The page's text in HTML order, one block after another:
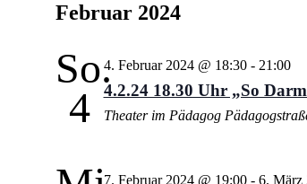
Februar 2024
So.
4
4. Februar 2024 @ 18:30- 21:00
4.2.24 18.30 Uhr „So
Theater im Pädagog
7. Februar 2024 @ 19:00- 6. März